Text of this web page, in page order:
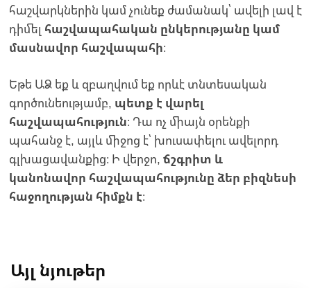
հաշվարկներին կամ չունեք ժամանակ՝ ավելի լավ է
դիմել հաշվապահական ընկերությանը կամ
մասնավոր հաշվապահի։
Եթե ԱՁ եք և զբաղվում եք որևէ տնտեսական
գործունեությամբ, պետք է վարել
հաշվապահություն։ Դա ոչ միայն օրենքի
պահանջ է, այլև միջոց է՝ խուսափելու ավելորդ
գլխացավանքից։ Ի վերջո, ճշգրիտ և
կանոնավոր հաշվապահությունը ձեր բիզնեսի
հաջողության հիմքն է։
Այլ նյութեր